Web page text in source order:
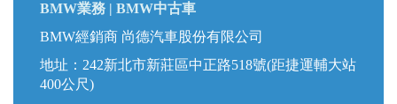
BMW業務 | BMW中古車
BMW經銷商 尚德汽車股份有限公司
地址：242新北市新莊區中正路518號(距捷運輔大站
400公尺)